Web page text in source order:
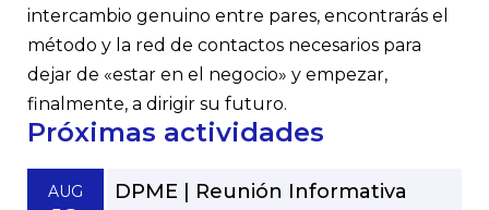
intercambio genuino entre pares, encontrarás el
método y la red de contactos necesarios para
dejar de «estar en el negocio» y empezar,
finalmente, a dirigir su futuro.
Próximas actividades
AUG DPME | Reunión Informativa